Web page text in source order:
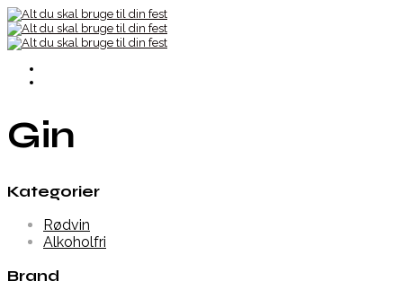
Gin
Kategorier
Rødvin
Alkoholfri
Brand